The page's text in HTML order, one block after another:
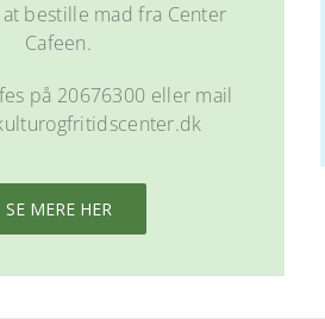
bestille mad fra Center
Cafeen.
på 20676300 eller mail
SE MERE HER